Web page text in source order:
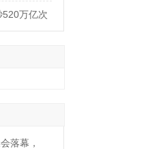
攻略来
520万亿次
落幕，